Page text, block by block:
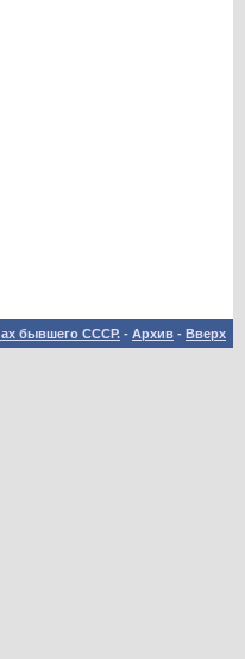
бывшего СССР. - Архив - Вверх